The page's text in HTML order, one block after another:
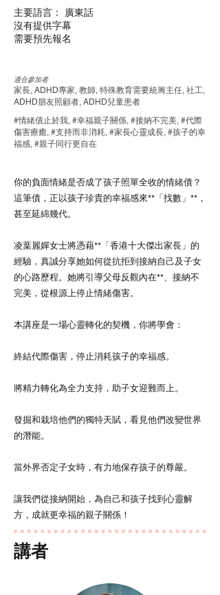
主要語言： 廣東話
沒有提供字幕
需要預先報名
適合參加者
家長, ADHD專家, 教師, 特殊教育需要統籌主任, 社工,
ADHD朋友照顧者, ADHD兒童患者
#情緒債止於我, #幸福親子關係, #接納不完美, #代際
傷害療癒, #支持而非消耗, #家長心靈成長, #孩子的幸
福感, #親子同行更自在
你的負面情緒是否成了孩子照單全收的情緒債？
這筆債，正以孩子珍貴的幸福感來**「找數」**，
甚至延綿幾代。
凌葉麗嬋女士將憑藉**「香港十大傑出家長」的
經驗，真誠分享她如何從抗拒到接納自己及子女
的心路歷程。她將引導父母反觀內在**、接納不
完美，從根源上停止情緒傷害。
本講座是一場心靈轉化的契機，你將學會：
終結代際傷害，停止消耗孩子的幸福感。
將精力轉化為全力支持，助子女迎難而上。
發掘和栽培他們的獨特天賦，看見他們改變世界
的潛能。
當外界否定子女時，有力地保存孩子的尊嚴。
讓我們從接納開始，為自己和孩子找到心靈解
方，成就更幸福的親子關係！
講者